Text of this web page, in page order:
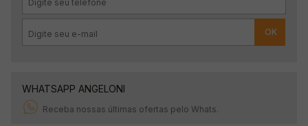
OK
WHATSAPP ANGELONI
Receba nossas últimas ofertas pelo Whats.